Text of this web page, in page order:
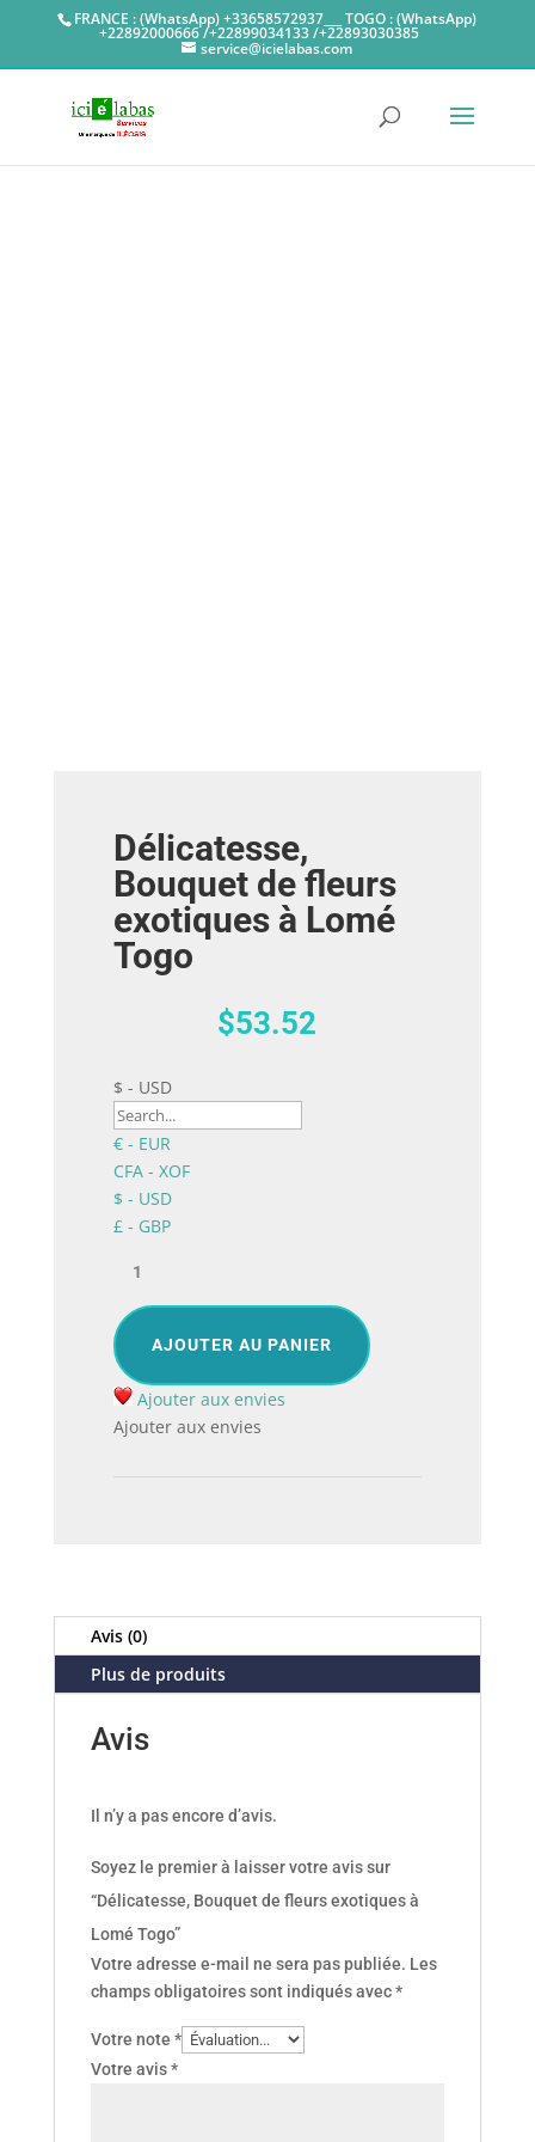
FRANCE : (WhatsApp) +33658572937___ TOGO : (WhatsApp)
+22892000666 /+22899034133 /+22893030385
service@icielabas.com
Délicatesse,
Bouquet de fleurs
exotiques à Lomé
Togo
$53.52
$ - USD
€ - EUR
CFA - XOF
$ - USD
£ - GBP
Délicatesse,
Bouquet
de
fleurs
exotiques
AJOUTER AU PANIER
Ajouter aux envies
Ajouter aux envies
Avis (0)
Plus de produits
Avis
Il n’y a pas encore d’avis.
Soyez le premier à laisser votre avis sur
“Délicatesse, Bouquet de fleurs exotiques à
Lomé Togo”
Votre adresse e-mail ne sera pas publiée. Les
champs obligatoires sont indiqués avec*
Votre note *
Votre avis*